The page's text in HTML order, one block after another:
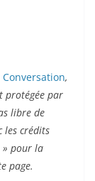
Conversation,
protégée par
libre de
les crédits
» pour la
page.